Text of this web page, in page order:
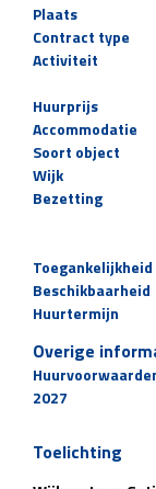
Plaats
Contract type
Activiteit
Huurprijs
Accommodatie
Soort object
Wijk
Bezetting
Toegankelijkheid
Beschikbaarheid
Huurtermijn
Overige
2027
Toelichting